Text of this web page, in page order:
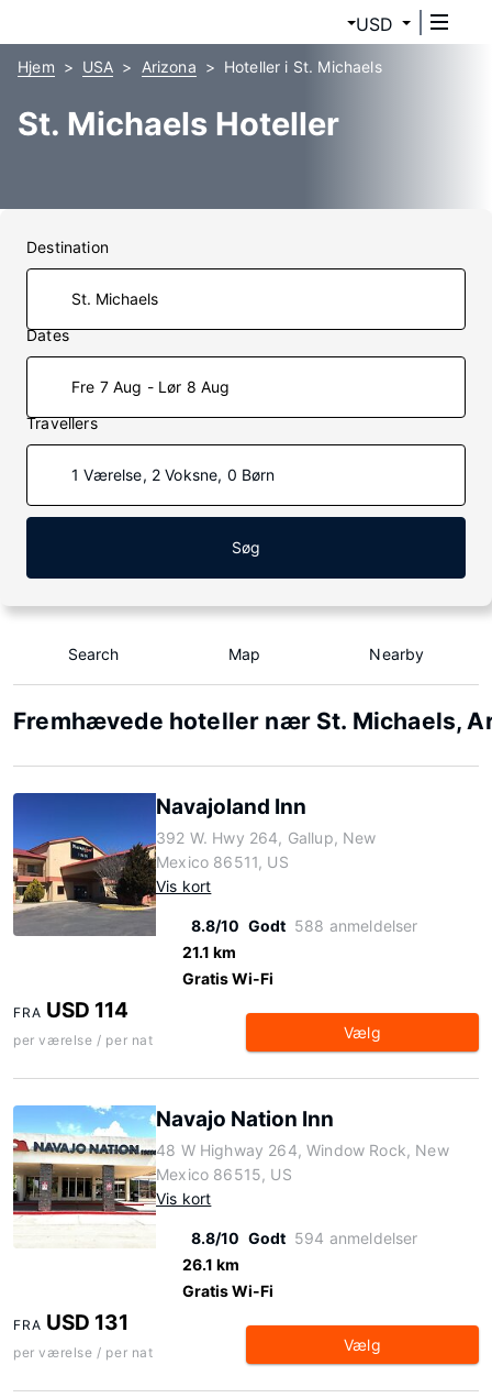
USD
Hjem USA Arizona Hoteller i St. Michaels
St. Michaels Hoteller
Destination
Dates
Fre 7 Aug - Lør 8 Aug
Travellers
1 Værelse, 2 Voksne, 0 Børn
Søg
Search Map Nearby
Fremhævede hoteller nær St. Michaels,
Navajoland Inn
392 W. Hwy 264, Gallup, New
Mexico 86511, US
Vis kort
8.8/10 Godt 588 anmeldelser
21.1 km
Gratis Wi-Fi
FRA USD 114
per værelse / per nat Vælg
Navajo Nation Inn
48 W Highway 264, Window Rock, New
Mexico 86515, US
Vis kort
8.8/10 Godt 594 anmeldelser
26.1 km
Gratis Wi-Fi
FRA USD 131
per værelse / per nat Vælg